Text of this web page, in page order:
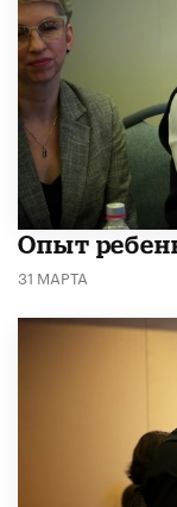
Опыт
31 МАРТА